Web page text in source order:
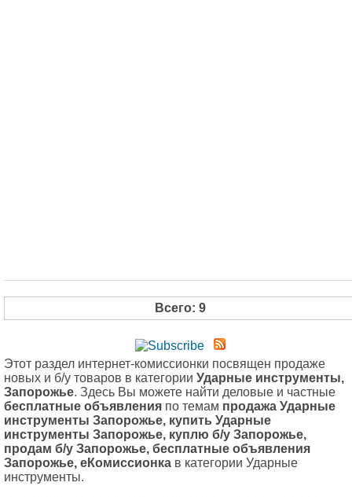
Всего: 9
Этот раздел интернет-комиссионки посвящен продаже
новых и б/у товаров в категории Ударные инструменты,
Запорожье. Здесь Вы можете найти деловые и частные
бесплатные объявления по темам продажа Ударные
инструменты Запорожье, купить Ударные
инструменты Запорожье, куплю б/у Запорожье,
продам б/у Запорожье, бесплатные объявления
Запорожье, еКомиссионка в категории Ударные
инструменты.